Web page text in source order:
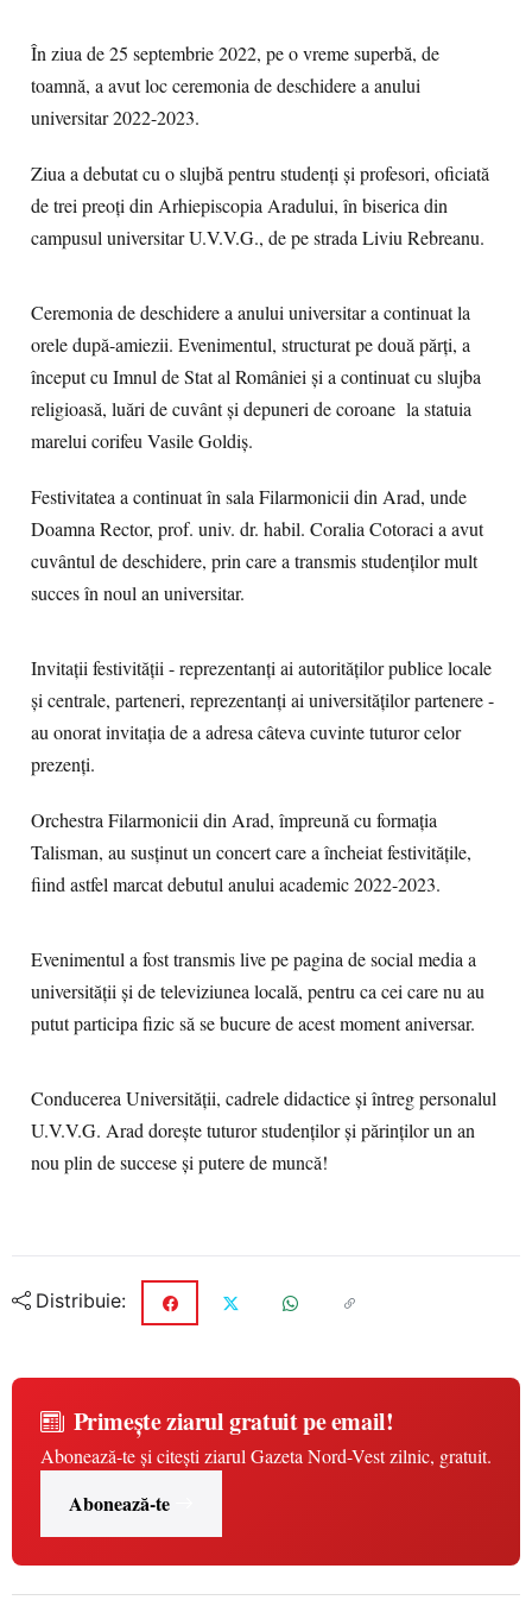
În ziua de 25 septembrie 2022, pe o vreme superbă, de
toamnă, a avut loc ceremonia de deschidere a anului
universitar 2022-2023.
Ziua a debutat cu o slujbă pentru studenți și profesori, oficiată
de trei preoți din Arhiepiscopia Aradului, în biserica din
campusul universitar U.V.V.G., de pe strada Liviu Rebreanu.
Ceremonia de deschidere a anului universitar a continuat la
orele după-amiezii. Evenimentul, structurat pe două părți, a
început cu Imnul de Stat al României și a continuat cu slujba
religioasă, luări de cuvânt și depuneri de coroane la statuia
marelui corifeu Vasile Goldiș.
Festivitatea a continuat în sala Filarmonicii din Arad, unde
Doamna Rector, prof. univ. dr. habil. Coralia Cotoraci a avut
cuvântul de deschidere, prin care a transmis studenților mult
succes în noul an universitar.
Invitații festivității - reprezentanți ai autorităților publice locale
și centrale, parteneri, reprezentanți ai universităților partenere -
au onorat invitația de a adresa câteva cuvinte tuturor celor
prezenți.
Orchestra Filarmonicii din Arad, împreună cu formația
Talisman, au susținut un concert care a încheiat festivitățile,
fiind astfel marcat debutul anului academic 2022-2023.
Evenimentul a fost transmis live pe pagina de social media a
universității și de televiziunea locală, pentru ca cei care nu au
putut participa fizic să se bucure de acest moment aniversar.
Conducerea Universității, cadrele didactice și întreg personalul
U.V.V.G. Arad dorește tuturor studenților și părinților un an
nou plin de succese și putere de muncă!
Distribuie:
Primește ziarul gratuit pe email!
Abonează-te și citești ziarul Gazeta Nord-Vest zilnic, gratuit.
Abonează-te